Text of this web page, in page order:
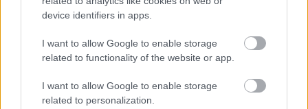
device identifiers in apps.
I want to allow Google to enable storage
related to functionality of the website or app.
I want to allow Google to enable storage
related to personalization.
MotoGP: Bezzecchi közel egy másodpercet javított a
körrekordon